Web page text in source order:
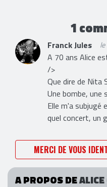
1
Franck Jules
A 70 ans Alice
/>
Que dire de Nita
Une bombe,
Elle m'a
quel concert, un
MERCI DE VOUS
A PROPOS DE